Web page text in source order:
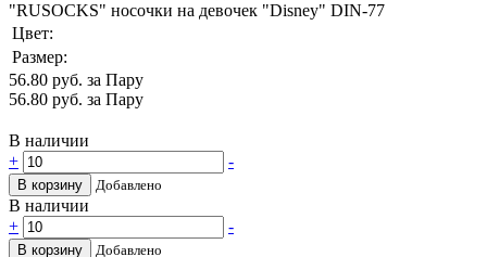
"RUSOCKS" носочки на девочек "Disney" DIN-77
Цвет:
Размер:
56.80 руб. за Пару
56.80 руб. за Пару
В наличии
+
-
В корзину Добавлено
В наличии
+
-
В корзину Добавлено